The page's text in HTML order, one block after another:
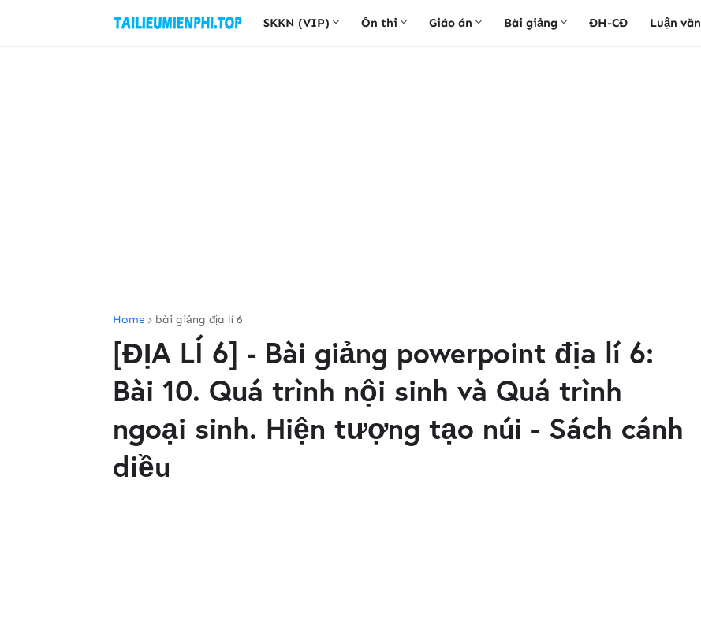
SKKN (VIP) Ôn thi Giáo án Bài giảng ĐH-CĐ Luận văn
Home bài giảng địa lí 6
[ĐỊA LÍ 6] - Bài giảng powerpoint địa lí 6:
Bài 10. Quá trình nội sinh và Quá trình
ngoại sinh. Hiện tượng tạo núi - Sách cánh
diều